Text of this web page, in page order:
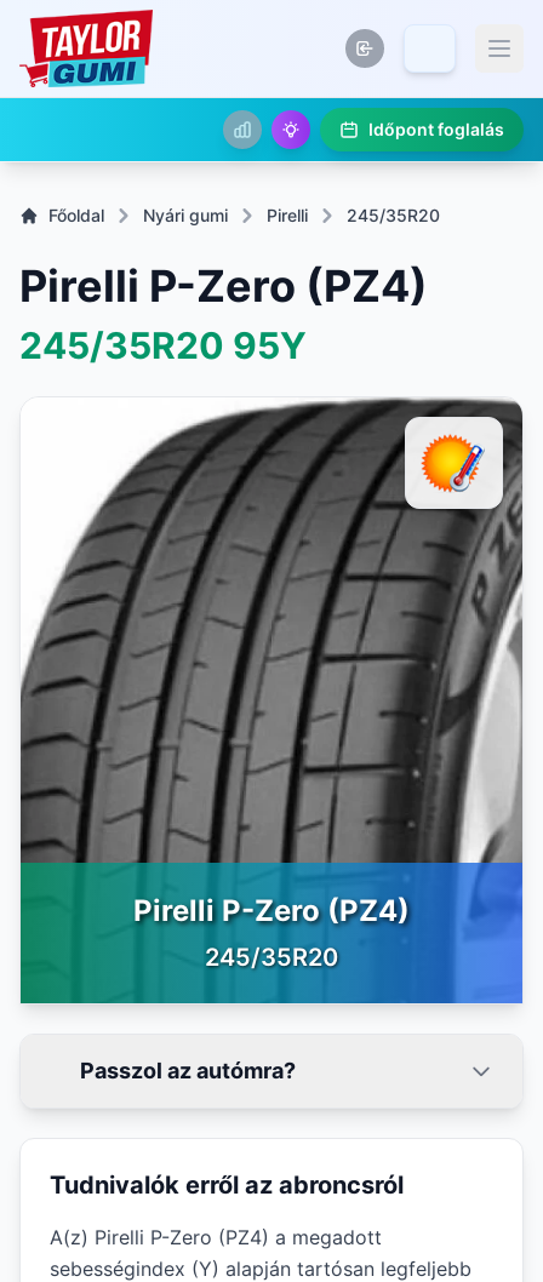
Időpont foglalás
Főoldal Nyári gumi Pirelli 245/35R20
Pirelli P-Zero (PZ4)
245/35R20 95Y
Pirelli P-Zero (PZ4)
245/35R20
Passzol az autómra?
Tudnivalók erről az abroncsról
A(z) Pirelli P-Zero (PZ4) a megadott
sebességindex (Y) alapján tartósan legfeljebb